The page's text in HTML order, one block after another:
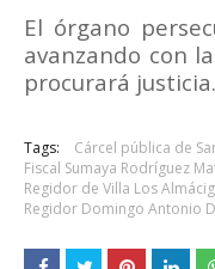
El órgano
avanzando con
procurará justicia.
Tags:
Cárcel pública de
Fiscal Sumaya Rodríguez
Regidor de Villa Los
Regidor Domingo Antonio